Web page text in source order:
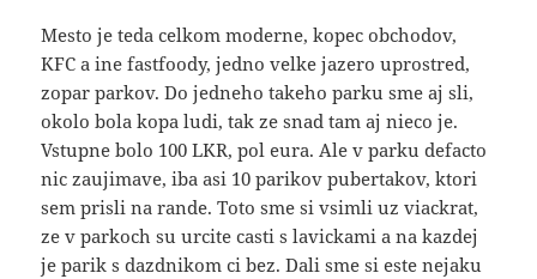
Mesto je teda celkom moderne, kopec obchodov,
KFC a ine fastfoody, jedno velke jazero uprostred,
zopar parkov. Do jedneho takeho parku sme aj sli,
okolo bola kopa ludi, tak ze snad tam aj nieco je.
Vstupne bolo 100 LKR, pol eura. Ale v parku defacto
nic zaujimave, iba asi 10 parikov pubertakov, ktori
sem prisli na rande. Toto sme si vsimli uz viackrat,
ze v parkoch su urcite casti s lavickami a na kazdej
je parik s dazdnikom ci bez. Dali sme si este nejaku